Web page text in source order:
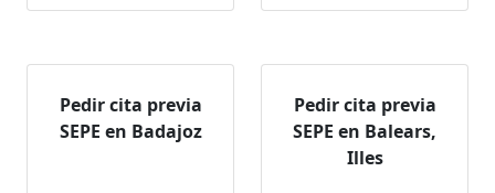
Pedir cita previa
SEPE en Badajoz
Pedir cita previa
SEPE en Balears,
Illes